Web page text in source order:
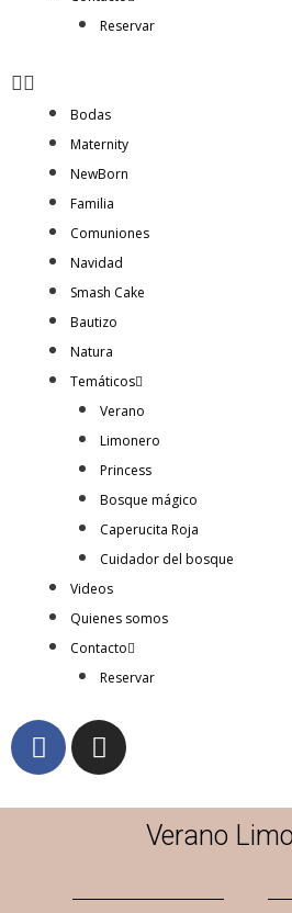
Reservar
Bodas
Maternity
NewBorn
Familia
Comuniones
Navidad
Smash Cake
Bautizo
Natura
Temáticos
Verano
Limonero
Princess
Bosque mágico
Caperucita Roja
Cuidador del bosque
Videos
Quienes somos
Contacto
Reservar
Verano